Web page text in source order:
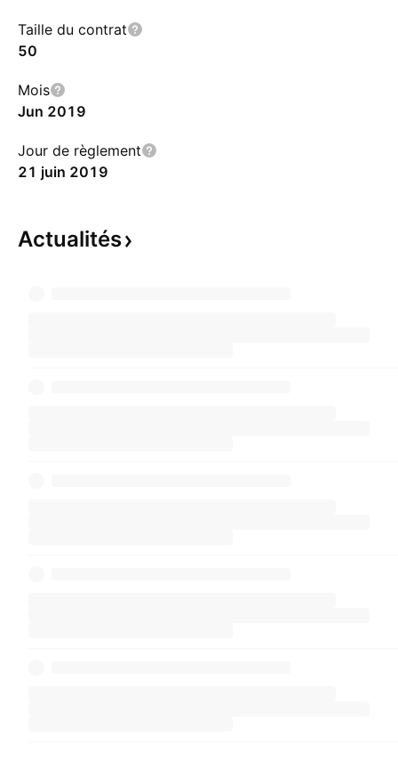
Taille du contrat
50
Mois
Jun 2019
Jour de règlement
21 juin 2019
Actualités